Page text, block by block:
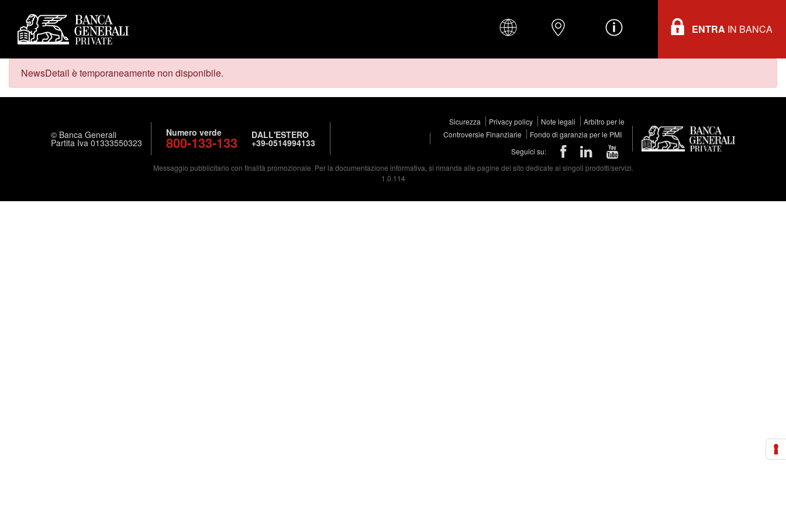
ENTRA IN BANCA
NewsDetail è temporaneamente non disponibile.
© Banca Generali
Partita Iva 01333550323
Numero verde
800-133-133 DALL'ESTERO
+39-0514994133
Sicurezza Privacy policy Note legali
Arbitro per le
Controversie Finanziarie
Fondo di garanzia per le PMI
Seguici su:
Messaggio pubblicitario con finalità promozionale. Per la documentazione informativa, si rimanda alle pagine del sito dedicate ai singoli prodotti/servizi.
1.0.114